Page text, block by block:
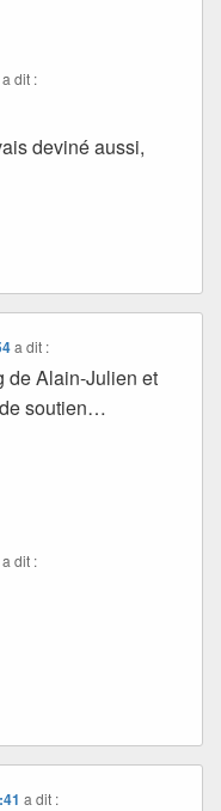
a dit :
deviné aussi,
a dit :
de Alain-Julien et
soutien…
a dit :
a dit :